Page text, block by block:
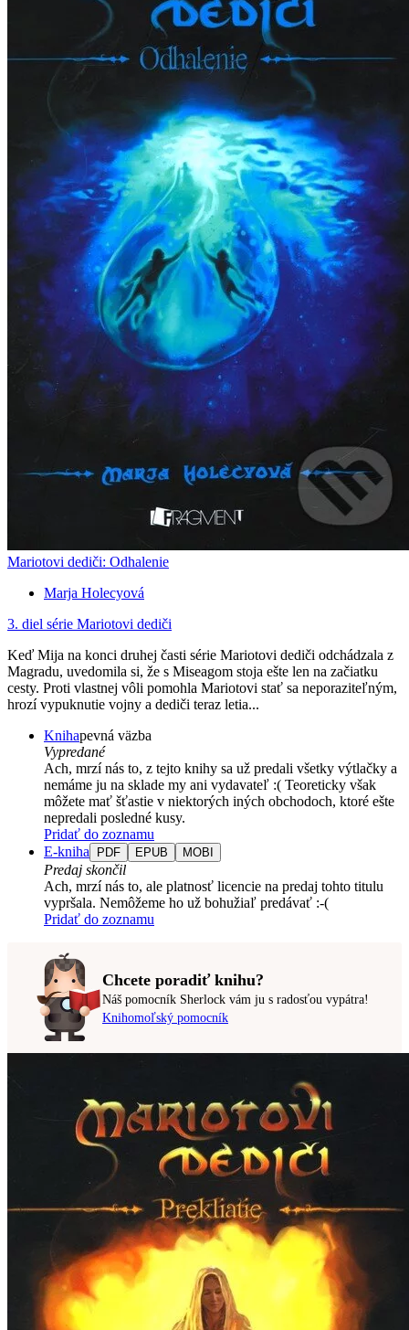
Mariotovi dediči: Odhalenie
Marja Holecyová
3. diel série Mariotovi dediči
Keď Mija na konci druhej časti série Mariotovi dediči odchádzala z
Magradu, uvedomila si, že s Miseagom stoja ešte len na začiatku
cesty. Proti vlastnej vôli pomohla Mariotovi stať sa neporaziteľným,
hrozí vypuknutie vojny a dediči teraz letia...
Knihapevná väzba
Vypredané
Ach, mrzí nás to, z tejto knihy sa už predali všetky výtlačky a
nemáme ju na sklade my ani vydavateľ :( Teoreticky však
môžete mať šťastie v niektorých iných obchodoch, ktoré ešte
nepredali posledné kusy.
Pridať do zoznamu
E-kniha
PDF EPUB MOBI
Predaj skončil
Ach, mrzí nás to, ale platnosť licencie na predaj tohto titulu
vypršala. Nemôžeme ho už bohužiaľ predávať :-(
Pridať do zoznamu
Chcete poradiť knihu?
Náš pomocník Sherlock vám ju s radosťou vypátra!
Knihomoľský pomocník